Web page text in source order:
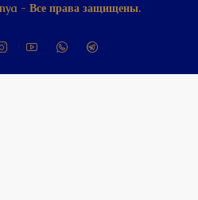
- Все права защищены.